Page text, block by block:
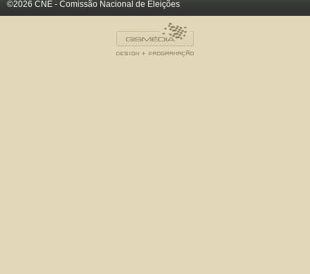
©2026 CNE - Comissão Nacional de Eleições